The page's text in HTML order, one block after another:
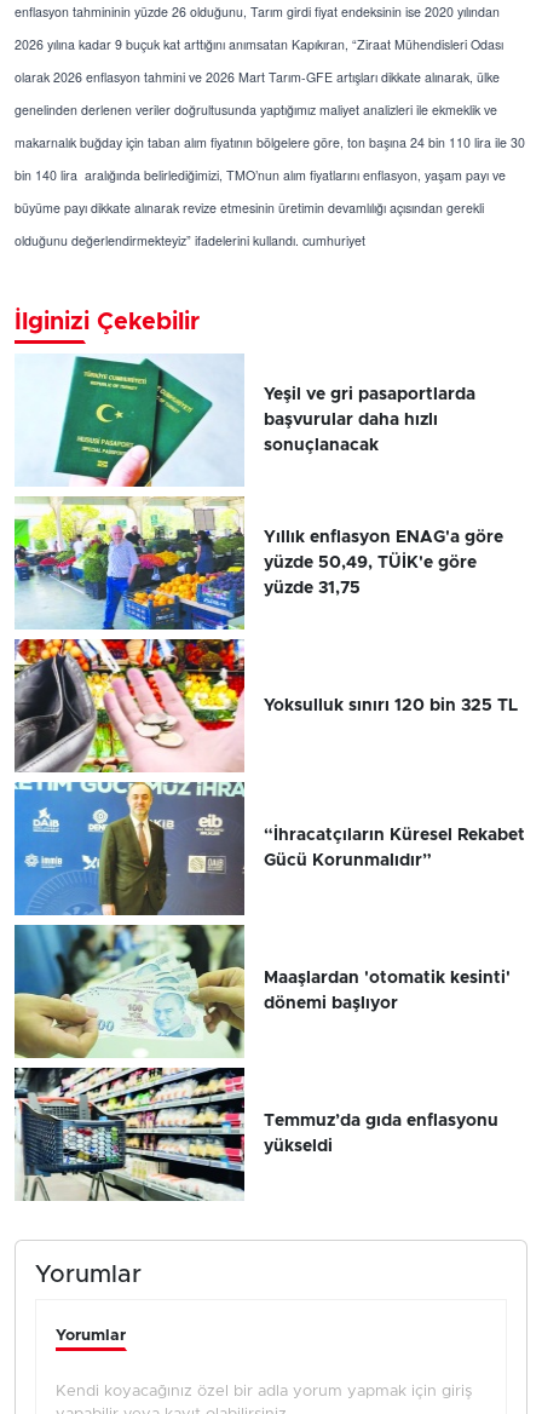
enflasyon tahmininin yüzde 26 olduğunu, Tarım girdi fiyat endeksinin ise 2020 yılından
2026 yılına kadar 9 buçuk kat arttığını anımsatan Kapıkıran, “Ziraat Mühendisleri Odası
olarak 2026 enflasyon tahmini ve 2026 Mart Tarım-GFE artışları dikkate alınarak, ülke
genelinden derlenen veriler doğrultusunda yaptığımız maliyet analizleri ile ekmeklik ve
makarnalık buğday için taban alım fiyatının bölgelere göre, ton başına 24 bin 110 lira ile 30
bin 140 lira aralığında belirlediğimizi, TMO’nun alım fiyatlarını enflasyon, yaşam payı ve
büyüme payı dikkate alınarak revize etmesinin üretimin devamlılığı açısından gerekli
olduğunu değerlendirmekteyiz” ifadelerini kullandı. cumhuriyet
İlginizi Çekebilir
Yeşil ve gri pasaportlarda
başvurular daha hızlı
sonuçlanacak
Yıllık enflasyon ENAG'a göre
yüzde 50,49, TÜİK'e göre
yüzde 31,75
Yoksulluk sınırı 120 bin 325 TL
“İhracatçıların Küresel Rekabet
Gücü Korunmalıdır”
Maaşlardan 'otomatik kesinti'
dönemi başlıyor
Temmuz’da gıda enflasyonu
yükseldi
Yorumlar
Yorumlar
Kendi koyacağınız özel bir adla yorum yapmak için giriş